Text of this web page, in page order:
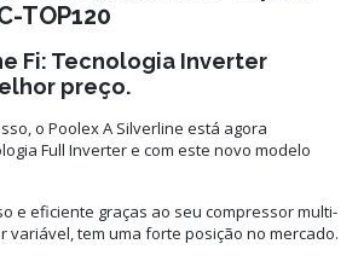
TOP120
Fi: Tecnologia Inverter
preço.
o Poolex A Silverline está agora
Full Inverter e com este novo modelo
e eficiente graças ao seu compressor multi-
variável, tem uma forte posição no mercado.